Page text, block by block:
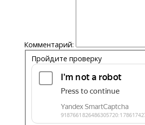
Комментарий:
Пройдите проверку